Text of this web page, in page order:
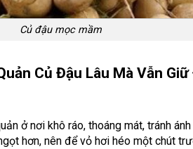
Củ đậu mọc mầm
Củ Đậu Lâu Mà Vẫn
ở nơi khô ráo, thoáng mát, tránh
hơn, nên để vỏ hơi héo một chút